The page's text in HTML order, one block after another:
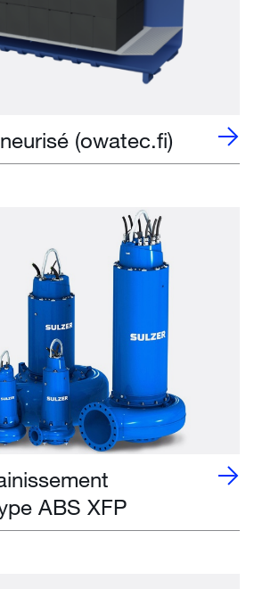
(owatec.fi)
ABS XFP